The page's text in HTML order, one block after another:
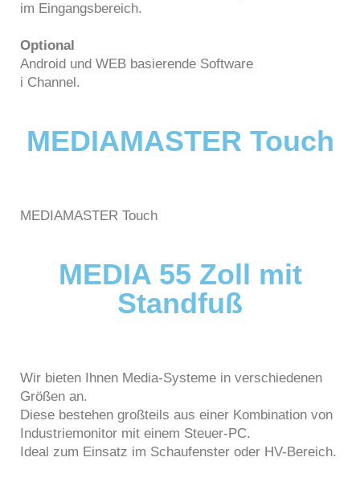
im Eingangsbereich.
Optional
Android und WEB basierende Software
i Channel.
MEDIAMASTER Touch
MEDIAMASTER Touch
MEDIA 55 Zoll mit
Standfuß
Wir bieten Ihnen Media-Systeme in verschiedenen
Größen an.
Diese bestehen großteils aus einer Kombination von
Industriemonitor mit einem Steuer-PC.
Ideal zum Einsatz im Schaufenster oder HV-Bereich.